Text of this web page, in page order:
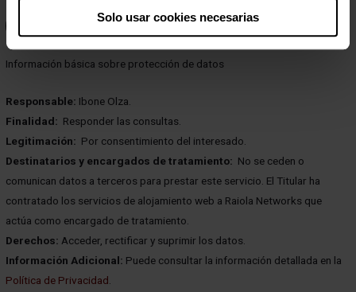
Solo usar cookies necesarias
Información básica sobre protección de datos
Responsable: Ibone Olza.
Finalidad: Responder las consultas.
Legitimación: Por consentimiento del interesado.
Destinatarios y encargados de tratamiento: No se ceden o
comunican datos a terceros para prestar este servicio. El Titular ha
contratado los servicios de alojamiento web a Raiola Networks que
actúa como encargado de tratamiento.
Derechos: Acceder, rectificar y suprimir los datos.
Información Adicional: Puede consultar la información detallada en la
Política de Privacidad